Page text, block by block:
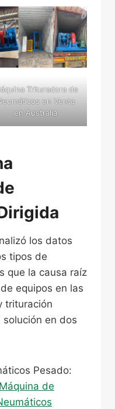
Trituradora de
en Venta
en Australia
los datos
tipos de
que la causa raíz
equipos en las
trituración
solución en dos
Pesado:
Máquina de